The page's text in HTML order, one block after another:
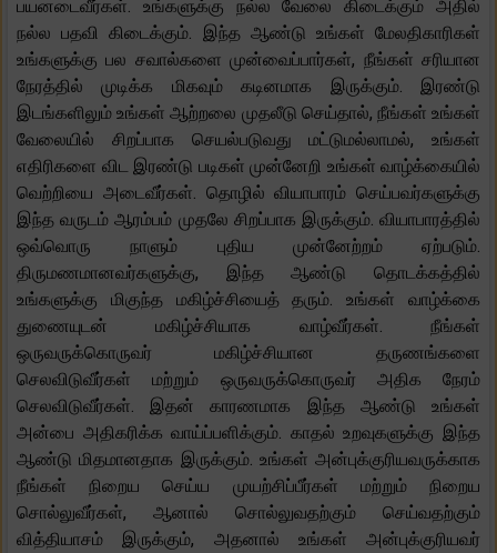
பயனடைவீர்கள். உங்களுக்கு நல்ல வேலை கிடைக்கும் அதில்
நல்ல பதவி கிடைக்கும். இந்த ஆண்டு உங்கள் மேலதிகாரிகள்
உங்களுக்கு பல சவால்களை முன்வைப்பார்கள், நீங்கள் சரியான
நேரத்தில் முடிக்க மிகவும் கடினமாக இருக்கும். இரண்டு
இடங்களிலும் உங்கள் ஆற்றலை முதலீடு செய்தால், நீங்கள் உங்கள்
வேலையில் சிறப்பாக செயல்படுவது மட்டுமல்லாமல், உங்கள்
எதிரிகளை விட இரண்டு படிகள் முன்னேறி உங்கள் வாழ்க்கையில்
வெற்றியை அடைவீர்கள். தொழில் வியாபாரம் செய்பவர்களுக்கு
இந்த வருடம் ஆரம்பம் முதலே சிறப்பாக இருக்கும். வியாபாரத்தில்
ஒவ்வொரு நாளும் புதிய முன்னேற்றம் ஏற்படும்.
திருமணமானவர்களுக்கு, இந்த ஆண்டு தொடக்கத்தில்
உங்களுக்கு மிகுந்த மகிழ்ச்சியைத் தரும். உங்கள் வாழ்க்கை
துணையுடன் மகிழ்ச்சியாக வாழ்வீர்கள். நீங்கள்
ஒருவருக்கொருவர் மகிழ்ச்சியான தருணங்களை
செலவிடுவீர்கள் மற்றும் ஒருவருக்கொருவர் அதிக நேரம்
செலவிடுவீர்கள். இதன் காரணமாக இந்த ஆண்டு உங்கள்
அன்பை அதிகரிக்க வாய்ப்பளிக்கும். காதல் உறவுகளுக்கு இந்த
ஆண்டு மிதமானதாக இருக்கும். உங்கள் அன்புக்குரியவருக்காக
நீங்கள் நிறைய செய்ய முயற்சிப்பீர்கள் மற்றும் நிறைய
சொல்லுவீர்கள், ஆனால் சொல்லுவதற்கும் செய்வதற்கும்
வித்தியாசம் இருக்கும், அதனால் உங்கள் அன்புக்குரியவர்